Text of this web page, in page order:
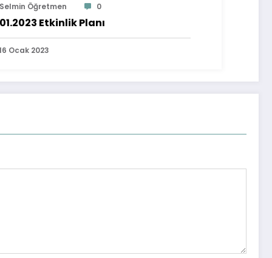
Öğretmen 0
Etkinlik Planı
Ocak 2023